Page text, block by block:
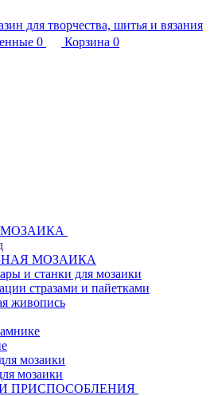
0 Корзина 0
МОЗАИКА
и станки для мозаики
стразами и пайетками
живопись
мозаики
мозаики
ПРИСПОСОБЛЕНИЯ